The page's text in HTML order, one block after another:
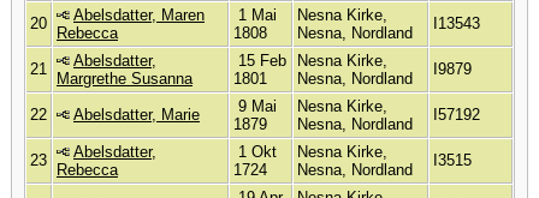
20
Abelsdatter, Maren
Rebecca
1 Mai
1808
Nesna Kirke,
Nesna, Nordland
I13543
21
Abelsdatter,
Margrethe Susanna
15 Feb
1801
Nesna Kirke,
Nesna, Nordland
I9879
22 Abelsdatter, Marie
9 Mai
1879
Nesna Kirke,
Nesna, Nordland
I57192
23
Abelsdatter,
Rebecca
1 Okt
1724
Nesna Kirke,
Nesna, Nordland
I3515